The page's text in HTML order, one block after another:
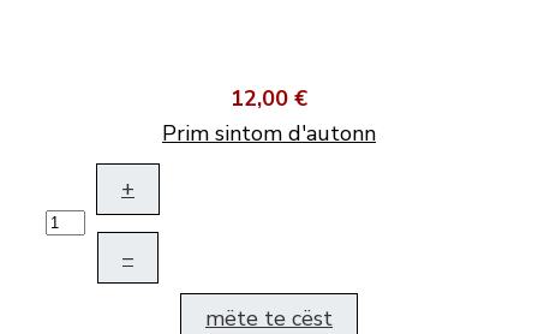
12,00 €
Prim sintom d'autonn
+
–
mëte te cëst